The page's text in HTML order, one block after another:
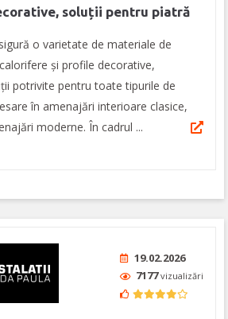
soluții pentru piatră
o varietate de materiale de
și profile decorative,
potrivite pentru toate tipurile de
în amenajări interioare clasice,
moderne. În cadrul ...
19.02.2026
7177vizualizări